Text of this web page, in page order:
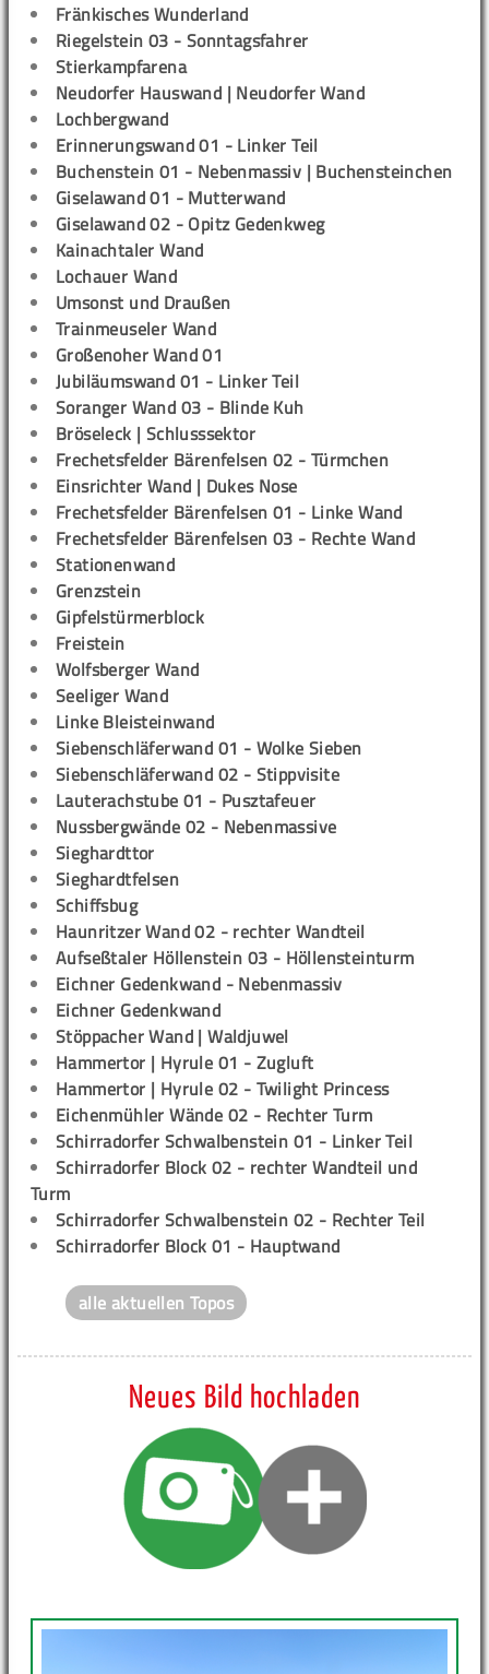
Fränkisches Wunderland
Riegelstein 03 - Sonntagsfahrer
Stierkampfarena
Neudorfer Hauswand | Neudorfer Wand
Lochbergwand
Erinnerungswand 01 - Linker Teil
Buchenstein 01 - Nebenmassiv | Buchensteinchen
Giselawand 01 - Mutterwand
Giselawand 02 - Opitz Gedenkweg
Kainachtaler Wand
Lochauer Wand
Umsonst und Draußen
Trainmeuseler Wand
Großenoher Wand 01
Jubiläumswand 01 - Linker Teil
Soranger Wand 03 - Blinde Kuh
Bröseleck | Schlusssektor
Frechetsfelder Bärenfelsen 02 - Türmchen
Einsrichter Wand | Dukes Nose
Frechetsfelder Bärenfelsen 01 - Linke Wand
Frechetsfelder Bärenfelsen 03 - Rechte Wand
Stationenwand
Grenzstein
Gipfelstürmerblock
Freistein
Wolfsberger Wand
Seeliger Wand
Linke Bleisteinwand
Siebenschläferwand 01 - Wolke Sieben
Siebenschläferwand 02 - Stippvisite
Lauterachstube 01 - Pusztafeuer
Nussbergwände 02 - Nebenmassive
Sieghardttor
Sieghardtfelsen
Schiffsbug
Haunritzer Wand 02 - rechter Wandteil
Aufseßtaler Höllenstein 03 - Höllensteinturm
Eichner Gedenkwand - Nebenmassiv
Eichner Gedenkwand
Stöppacher Wand | Waldjuwel
Hammertor | Hyrule 01 - Zugluft
Hammertor | Hyrule 02 - Twilight Princess
Eichenmühler Wände 02 - Rechter Turm
Schirradorfer Schwalbenstein 01 - Linker Teil
Schirradorfer Block 02 - rechter Wandteil und
Turm
Schirradorfer Schwalbenstein 02 - Rechter Teil
Schirradorfer Block 01 - Hauptwand
alle aktuellen Topos
Neues Bild hochladen